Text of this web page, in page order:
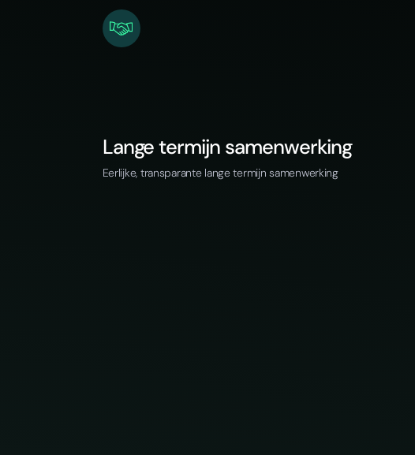
Lange termijn samenwerking
Eerlijke, transparante lange termijn samenwerking